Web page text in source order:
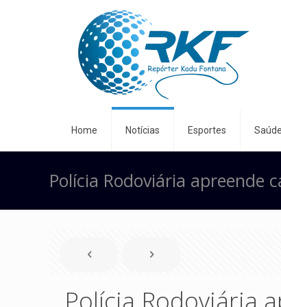
Home Notícias Esportes
Polícia Rodoviária apreende
Polícia Rodoviária